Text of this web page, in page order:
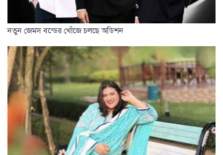
নতুন জেমস বন্ডের খোঁজে চলছে অডিশন